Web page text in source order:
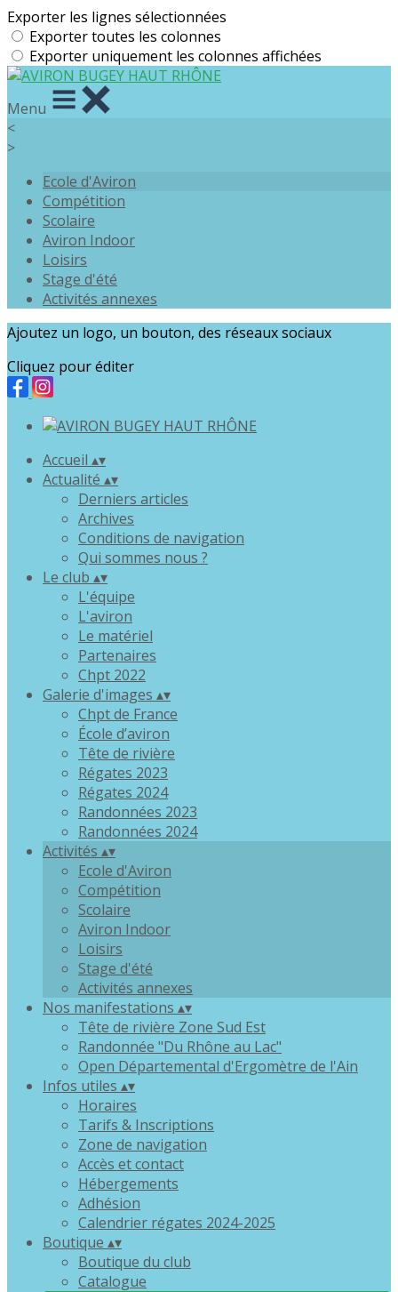
Exporter les lignes sélectionnées
Exporter toutes les colonnes
Exporter uniquement les colonnes affichées
Menu
<
>
Ecole d'Aviron
Compétition
Scolaire
Aviron Indoor
Loisirs
Stage d'été
Activités annexes
Ajoutez un logo, un bouton, des réseaux sociaux
Cliquez pour éditer
Accueil ▴▾
Actualité ▴▾
Derniers articles
Archives
Conditions de navigation
Qui sommes nous ?
Le club ▴▾
L'équipe
L'aviron
Le matériel
Partenaires
Chpt 2022
Galerie d'images ▴▾
Chpt de France
École d’aviron
Tête de rivière
Régates 2023
Régates 2024
Randonnées 2023
Randonnées 2024
Activités ▴▾
Ecole d'Aviron
Compétition
Scolaire
Aviron Indoor
Loisirs
Stage d'été
Activités annexes
Nos manifestations ▴▾
Tête de rivière Zone Sud Est
Randonnée "Du Rhône au Lac"
Open Départemental d'Ergomètre de l'Ain
Infos utiles ▴▾
Horaires
Tarifs & Inscriptions
Zone de navigation
Accès et contact
Hébergements
Adhésion
Calendrier régates 2024-2025
Boutique ▴▾
Boutique du club
Catalogue